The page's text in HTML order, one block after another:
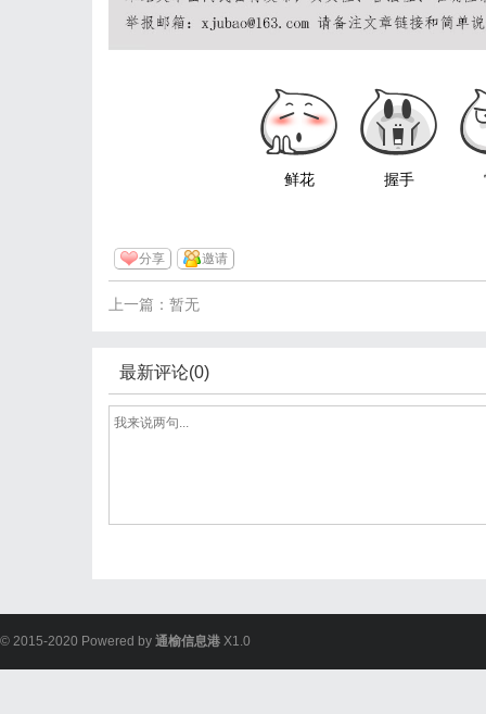
鲜花 握手
分享 邀请
上一篇：暂无
最新评论(0)
© 2015-2020 Powered by 通榆信息港 X1.0